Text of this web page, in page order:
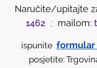
Naručite/upitajte
1462 ; mailom:
ispunite formular
posjetite: